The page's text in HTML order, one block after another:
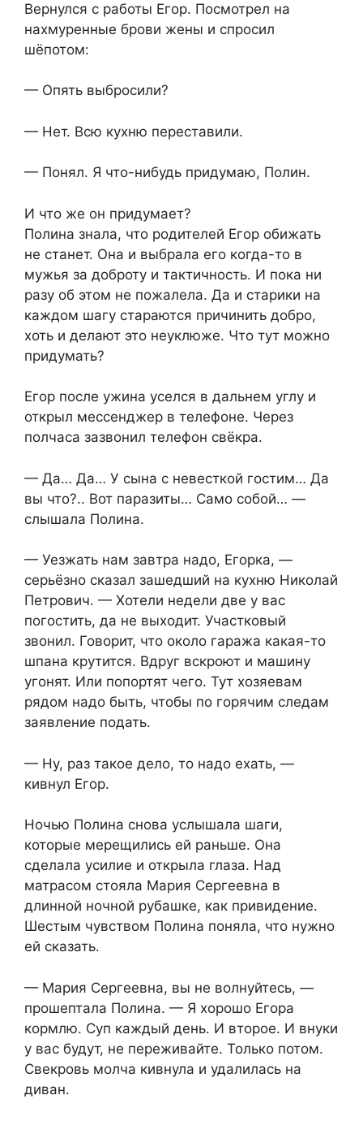
Вернулся с работы Егор. Посмотрел на
нахмуренные брови жены и спросил
шёпотом:
— Опять выбросили?
— Нет. Всю кухню переставили.
— Понял. Я что-нибудь придумаю, Полин.
И что же он придумает?
Полина знала, что родителей Егор обижать
не станет. Она и выбрала его когда-то в
мужья за доброту и тактичность. И пока ни
разу об этом не пожалела. Да и старики на
каждом шагу стараются причинить добро,
хоть и делают это неуклюже. Что тут можно
придумать?
Егор после ужина уселся в дальнем углу и
открыл мессенджер в телефоне. Через
полчаса зазвонил телефон свёкра.
— Да… Да… У сына с невесткой гостим… Да
вы что?.. Вот паразиты… Само собой… —
слышала Полина.
— Уезжать нам завтра надо, Егорка, —
серьёзно сказал зашедший на кухню Николай
Петрович. — Хотели недели две у вас
погостить, да не выходит. Участковый
звонил. Говорит, что около гаража какая-то
шпана крутится. Вдруг вскроют и машину
угонят. Или попортят чего. Тут хозяевам
рядом надо быть, чтобы по горячим следам
заявление подать.
— Ну, раз такое дело, то надо ехать, —
кивнул Егор.
Ночью Полина снова услышала шаги,
которые мерещились ей раньше. Она
сделала усилие и открыла глаза. Над
матрасом стояла Мария Сергеевна в
длинной ночной рубашке, как привидение.
Шестым чувством Полина поняла, что нужно
ей сказать.
— Мария Сергеевна, вы не волнуйтесь, —
прошептала Полина. — Я хорошо Егора
кормлю. Суп каждый день. И второе. И внуки
у вас будут, не переживайте. Только потом.
Свекровь молча кивнула и удалилась на
диван.